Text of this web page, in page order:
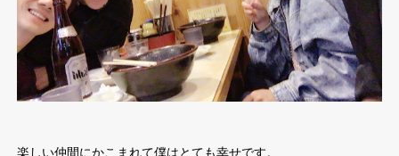
楽しい仲間にかこまれて僕はとても幸せです。